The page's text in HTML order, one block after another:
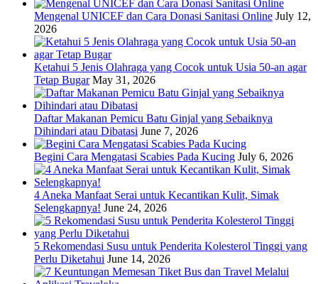
Mengenal UNICEF dan Cara Donasi Sanitasi Online July 12,
2026
Ketahui 5 Jenis Olahraga yang Cocok untuk Usia 50-an agar
Tetap Bugar May 31, 2026
Daftar Makanan Pemicu Batu Ginjal yang Sebaiknya
Dihindari atau Dibatasi June 7, 2026
Begini Cara Mengatasi Scabies Pada Kucing July 6, 2026
4 Aneka Manfaat Serai untuk Kecantikan Kulit, Simak
Selengkapnya! June 24, 2026
5 Rekomendasi Susu untuk Penderita Kolesterol Tinggi yang
Perlu Diketahui June 14, 2026